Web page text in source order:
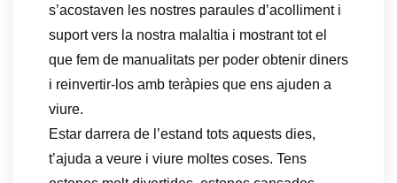
s’acostaven les nostres paraules d’acolliment i
suport vers la nostra malaltia i mostrant tot el
que fem de manualitats per poder obtenir diners
i reinvertir-los amb teràpies que ens ajuden a
viure.
Estar darrera de l’estand tots aquests dies,
t’ajuda a veure i viure moltes coses. Tens